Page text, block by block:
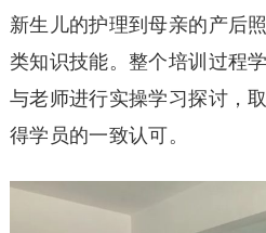
新生儿的护理到母亲的产后
类知识技能。整个培训过程
与老师进行实操学习探讨，
得学员的一致认可。